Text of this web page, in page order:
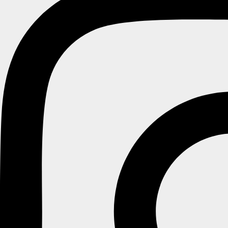
WISHLIST
WISHLIST
Log ind
Remember me
Create Account
Create an account
Email address
Et link til en side, hvor du kan oprette en ny adgangskode, vil blive
Your personal data will be used to support your experience throughout
this website, to manage access to your account, and for other purposes
Politik for personoplysninger